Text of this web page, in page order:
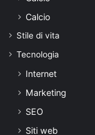
Calcio
Stile di vita
Tecnologia
Internet
Marketing
SEO
Siti web